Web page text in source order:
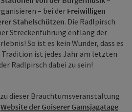
– bei der Freiwilligen
Stahelschützen. Die Radlpirsch
Streckenführung entlang der
So ist es kein Wunder, dass es
ist jedes Jahr am letzten
Radlpirsch dabei zu sein!
dieser Brauchtumsveranstaltung
Website der Goiserer Gamsjagatage.